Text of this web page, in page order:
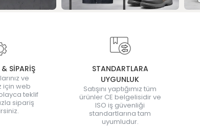
& SİPARİŞ
ve
için web
teklif
sipariş
STANDARTLARA
UYGUNLUK
Satışını yaptığımız tüm
ürünler CE belgelisidir ve
ISO iş güvenliği
standartlarına tam
uyumludur.